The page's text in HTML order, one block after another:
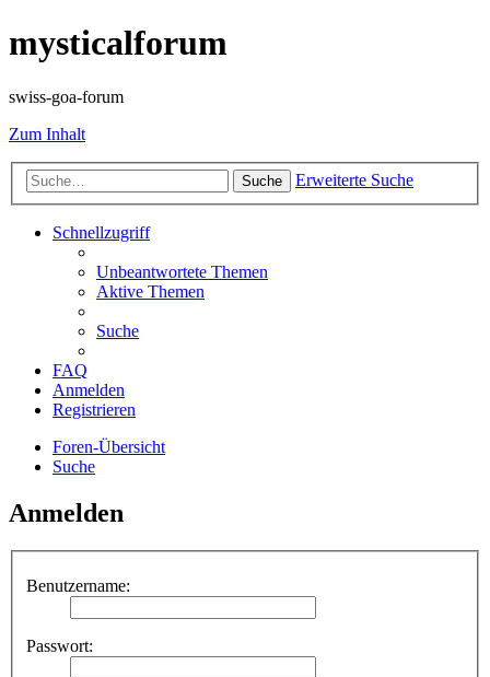
mysticalforum
swiss-goa-forum
Zum Inhalt
Suche Erweiterte Suche
Schnellzugriff
Unbeantwortete Themen
Aktive Themen
Suche
FAQ
Anmelden
Registrieren
Foren-Übersicht
Suche
Anmelden
Benutzername:
Passwort: